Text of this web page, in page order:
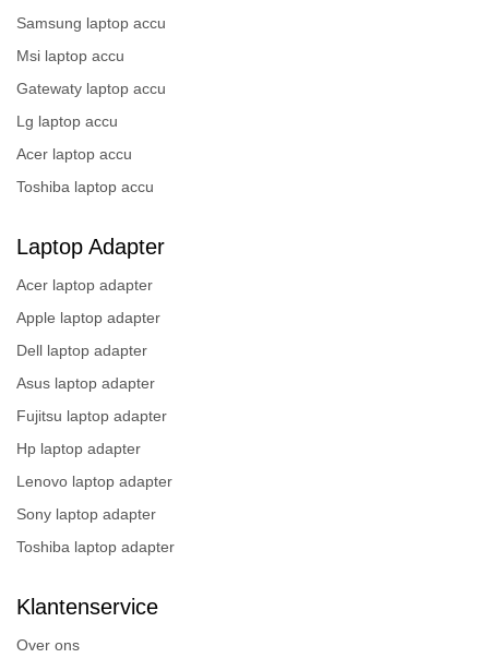
Samsung laptop accu
Msi laptop accu
Gatewaty laptop accu
Lg laptop accu
Acer laptop accu
Toshiba laptop accu
Laptop Adapter
Acer laptop adapter
Apple laptop adapter
Dell laptop adapter
Asus laptop adapter
Fujitsu laptop adapter
Hp laptop adapter
Lenovo laptop adapter
Sony laptop adapter
Toshiba laptop adapter
Klantenservice
Over ons